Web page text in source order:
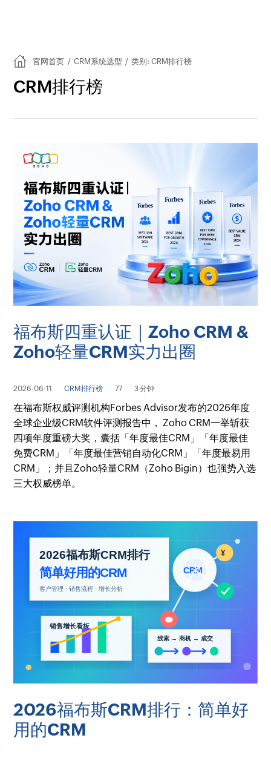
官网首页 / CRM系统选型 / 类别: CRM排行榜
CRM排行榜
福布斯四重认证｜Zoho CRM &
Zoho轻量CRM实力出圈
2026-06-11 CRM排行榜 77 3 分钟
在福布斯权威评测机构Forbes Advisor发布的2026年度
全球企业级CRM软件评测报告中， Zoho CRM一举斩获
四项年度重磅大奖，囊括「年度最佳CRM」「年度最佳
免费CRM」「年度最佳营销自动化CRM」「年度最易用
CRM」；并且Zoho轻量CRM（Zoho Bigin）也强势入选
三大权威榜单。
2026福布斯CRM排行：简单好
用的CRM